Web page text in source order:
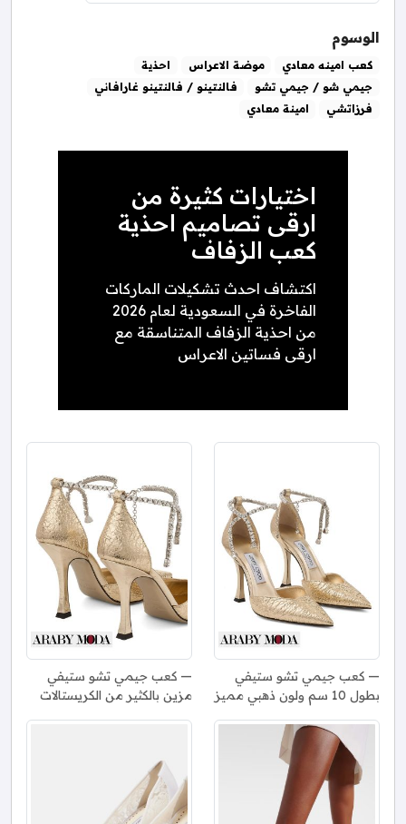
الوسوم
كعب امينه معادي موضة الاعراس
احذية
جيمي شو / جيمي تشو
فالنتينو / فالنتينو غارافاني
فرزاتشي
امينة معادي
اختيارات كثيرة من
ارقى تصاميم احذية
كعب الزفاف
اكتشاف احدث تشكيلات الماركات
الفاخرة في السعودية لعام 2026
من احذية الزفاف المتناسقة مع
ارقى فساتين الاعراس
كعب جيمي تشو ستيفي
بطول 10 سم ولون ذهبي مميز
كعب جيمي تشو ستيفي
مزين بالكثير من الكريستالات